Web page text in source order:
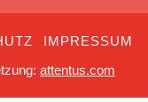
IMPRESSUM
attentus.com